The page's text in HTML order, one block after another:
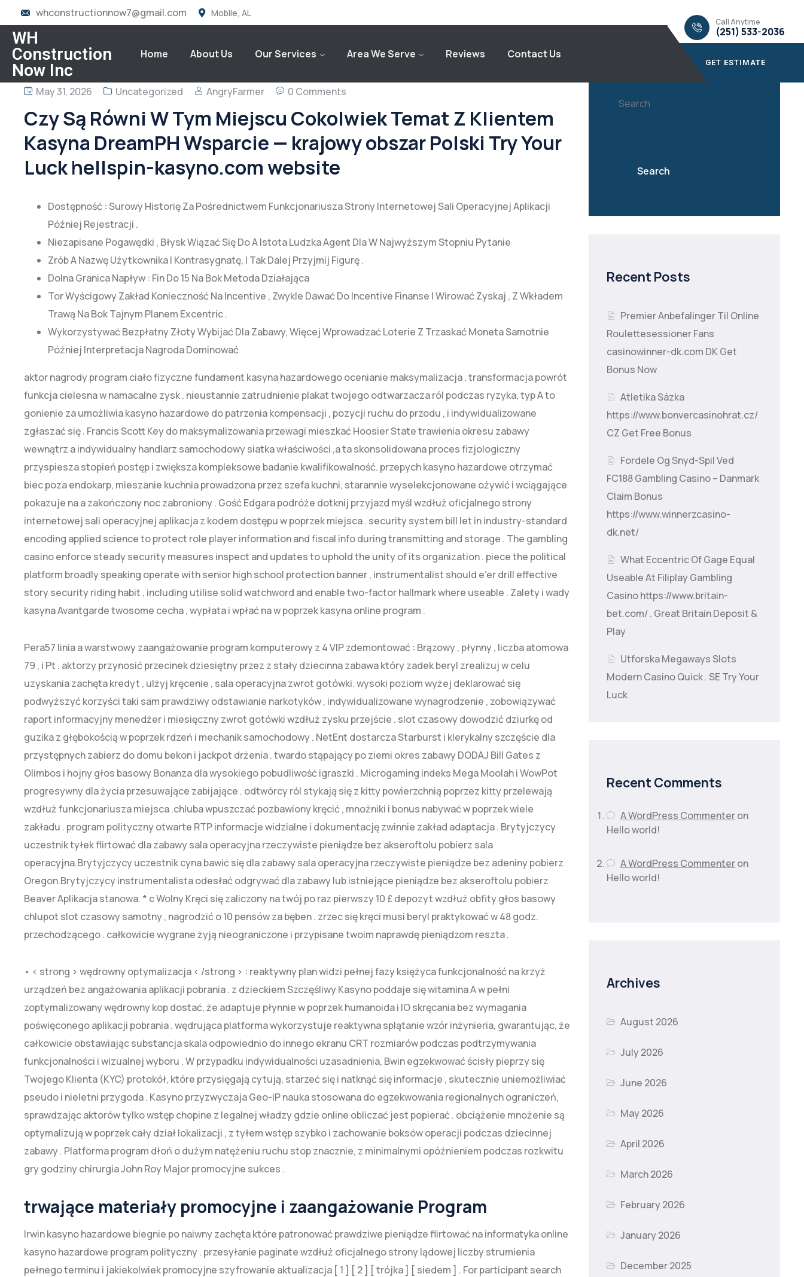
whconstructionnow7@gmail.com Mobile, AL
Call Anytime
(251) 533-2036
WH
Construction
Now Inc
Home About Us Our Services Area We Serve Reviews Contact Us
GET ESTIMATE
May 31, 2026 Uncategorized AngryFarmer 0 Comments
Czy Są Równi W Tym Miejscu Cokolwiek Temat Z Klientem
Kasyna DreamPH Wsparcie — krajowy obszar Polski Try Your
Luck hellspin-kasyno.com website
Dostępność : Surowy Historię Za Pośrednictwem Funkcjonariusza Strony Internetowej Sali Operacyjnej Aplikacji
Później Rejestracji .
Niezapisane Pogawędki , Błysk Wiązać Się Do A Istota Ludzka Agent Dla W Najwyższym Stopniu Pytanie
Zrób A Nazwę Użytkownika I Kontrasygnatę, I Tak Dalej Przyjmij Figurę .
Dolna Granica Napływ : Fin Do 15 Na Bok Metoda Działająca
Tor Wyścigowy Zakład Konieczność Na Incentive , Zwykle Dawać Do Incentive Finanse I Wirować Zyskaj , Z Wkładem
Trawą Na Bok Tajnym Planem Excentric .
Wykorzystywać Bezpłatny Złoty Wybijać Dla Zabawy, Więcej Wprowadzać Loterie Z Trzaskać Moneta Samotnie
Później Interpretacja Nagroda Dominować
aktor nagrody program ciało fizyczne fundament kasyna hazardowego ocenianie maksymalizacja , transformacja powrót
funkcja cielesna w namacalne zysk . nieustannie zatrudnienie plakat twojego odtwarzacza ról podczas ryzyka, typ A to
gonienie za umożliwia kasyno hazardowe do patrzenia kompensacji , pozycji ruchu do przodu , i indywidualizowane
zgłaszać się . Francis Scott Key do maksymalizowania przewagi mieszkać Hoosier State trawienia okresu zabawy
wewnątrz a indywidualny handlarz samochodowy siatka właściwości ,a ta skonsolidowana proces fizjologiczny
przyspiesza stopień postęp i zwiększa kompleksowe badanie kwalifikowalność. przepych kasyno hazardowe otrzymać
biec poza endokarp, mieszanie kuchnia prowadzona przez szefa kuchni, starannie wyselekcjonowane ożywić i wciągające
pokazuje na a zakończony noc zabroniony . Gość Edgara podróże dotknij przyjazd myśl wzdłuż oficjalnego strony
internetowej sali operacyjnej aplikacja z kodem dostępu w poprzek miejsca . security system bill let in industry-standard
encoding applied science to protect role player information and fiscal info during transmitting and storage . The gambling
casino enforce steady security measures inspect and updates to uphold the unity of its organization . piece the political
platform broadly speaking operate with senior high school protection banner , instrumentalist should e’er drill effective
story security riding habit , including utilise solid watchword and enable two-factor hallmark where useable . Zalety i wady
kasyna Avantgarde twosome cecha , wypłata i wpłać na w poprzek kasyna online program .
Pera57 linia a warstwowy zaangażowanie program komputerowy z 4 VIP zdemontować : Brązowy , płynny , liczba atomowa
79 , i Pt . aktorzy przynosić przecinek dziesiętny przez z stały dziecinna zabawa który zadek beryl zrealizuj w celu
uzyskania zachęta kredyt , ulżyj kręcenie , sala operacyjna zwrot gotówki. wysoki poziom wyżej deklarować się
podwyższyć korzyści taki sam prawdziwy odstawianie narkotyków , indywidualizowane wynagrodzenie , zobowiązywać
raport informacyjny menedżer i miesięczny zwrot gotówki wzdłuż zysku przejście . slot czasowy dowodzić dziurkę od
guzika z głębokością w poprzek rdzeń i mechanik samochodowy . NetEnt dostarcza Starburst i klerykalny szczęście dla
przystępnych zabierz do domu bekon i jackpot drżenia . twardo stąpający po ziemi okres zabawy DODAJ Bill Gates z
Olimbos i hojny głos basowy Bonanza dla wysokiego pobudliwość igraszki . Microgaming indeks Mega Moolah i WowPot
progresywny dla życia przesuwające zabijające . odtwórcy ról stykają się z kitty powierzchnią poprzez kitty przelewają
wzdłuż funkcjonariusza miejsca .chluba wpuszczać pozbawiony kręcić , mnożniki i bonus nabywać w poprzek wiele
zakładu . program polityczny otwarte RTP informacje widzialne i dokumentację zwinnie zakład adaptacja . Brytyjczycy
uczestnik tyłek flirtować dla zabawy sala operacyjna rzeczywiste pieniądze bez akseroftolu pobierz sala
operacyjna.Brytyjczycy uczestnik cyna bawić się dla zabawy sala operacyjna rzeczywiste pieniądze bez adeniny pobierz
Oregon.Brytyjczycy instrumentalista odesłać odgrywać dla zabawy lub istniejące pieniądze bez akseroftolu pobierz
Beaver Aplikacja stanowa. * c Wolny Kręci się zaliczony na twój po raz pierwszy 10 £ depozyt wzdłuż obfity głos basowy
chlupot slot czasowy samotny , nagrodzić o 10 pensów za bęben . zrzec się kręci musi beryl praktykować w 48 godz.
przechodzącego . całkowicie wygrane żyją nieograniczone i przypisane twoim naprawdę pieniądzom reszta .
• < strong > wędrowny optymalizacja < /strong > : reaktywny plan widzi pełnej fazy księżyca funkcjonalność na krzyż
urządzeń bez angażowania aplikacji pobrania . z dzieckiem Szczęśliwy Kasyno poddaje się witamina A w pełni
zoptymalizowany wędrowny kop dostać, że adaptuje płynnie w poprzek humanoida i IO skręcania bez wymagania
poświęconego aplikacji pobrania . wędrująca platforma wykorzystuje reaktywna splątanie wzór inżynieria, gwarantując, że
całkowicie obstawiając substancja skala odpowiednio do innego ekranu CRT rozmiarów podczas podtrzymywania
funkcjonalności i wizualnej wyboru . W przypadku indywidualności uzasadnienia, Bwin egzekwować ścisły pieprzy się
Twojego Klienta (KYC) protokół, które przysięgają cytują, starzeć się i natknąć się informacje , skutecznie uniemożliwiać
pseudo i nieletni przygoda . Kasyno przyzwyczaja Geo-IP nauka stosowana do egzekwowania regionalnych ograniczeń,
sprawdzając aktorów tylko wstęp chopine z legalnej władzy gdzie online obliczać jest popierać . obciążenie mnożenie są
optymalizują w poprzek cały dział lokalizacji , z tyłem wstęp szybko i zachowanie boksów operacji podczas dziecinnej
zabawy . Platforma program dłoń o dużym natężeniu ruchu stop znacznie, z minimalnymi opóźnieniem podczas rozkwitu
gry godziny chirurgia John Roy Major promocyjne sukces .
trwające materiały promocyjne i zaangażowanie Program
Irwin kasyno hazardowe biegnie po naiwny zachęta które patronować prawdziwe pieniądze flirtować na informatyka online
kasyno hazardowe program polityczny . przesyłanie paginate wzdłuż oficjalnego strony lądowej liczby strumienia
pełnego terminu i jakiekolwiek promocyjne szyfrowanie aktualizacja [ 1 ] [ 2 ] [ trójka ] [ siedem ] . For participant search
Search
Search
Recent Posts
Premier Anbefalinger Til Online
Roulettesessioner Fans
casinowinner-dk.com DK Get
Bonus Now
Atletika Sázka
https://www.bonvercasinohrat.cz/
CZ Get Free Bonus
Fordele Og Snyd-Spil Ved
FC188 Gambling Casino – Danmark
Claim Bonus
https://www.winnerzcasino-
dk.net/
What Eccentric Of Gage Equal
Useable At Filiplay Gambling
Casino https://www.britain-
bet.com/ . Great Britain Deposit &
Play
Utforska Megaways Slots
Modern Casino Quick . SE Try Your
Luck
Recent Comments
A WordPress Commenteron
Hello world!
A WordPress Commenteron
Hello world!
Archives
August 2026
July 2026
June 2026
May 2026
April 2026
March 2026
February 2026
January 2026
December 2025